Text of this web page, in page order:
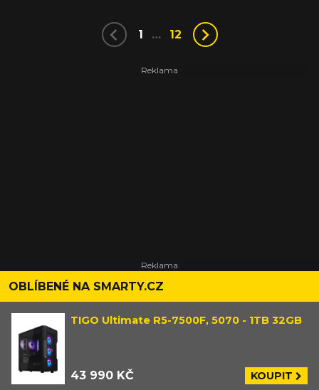
1 … 12
OBLÍBENÉ NA SMARTY.CZ
TIGO Ultimate R5-7500F, 5070 - 1TB 32GB
43 990 KČ KOUPIT